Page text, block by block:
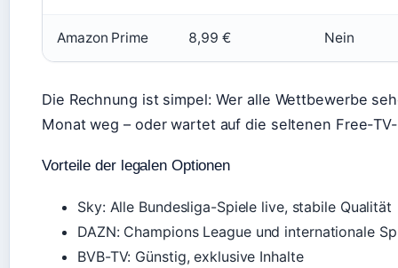
Amazon Prime 8,99 € Nein
Die Rechnung ist simpel: Wer alle Wettbewerbe
Monat weg – oder wartet auf die seltenen Free-
Vorteile der legalen Optionen
Sky: Alle Bundesliga-Spiele live, stabile Qualität
DAZN: Champions League und internationale
BVB-TV: Günstig, exklusive Inhalte